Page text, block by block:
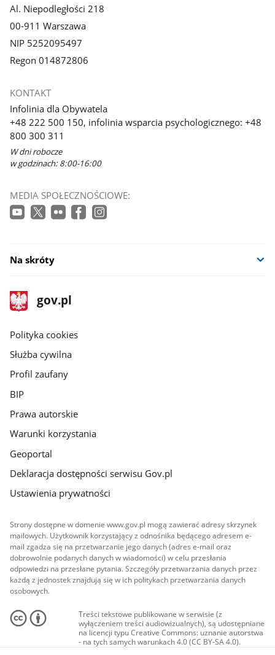
Al. Niepodległości 218
00-911 Warszawa
NIP 5252095497
Regon 014872806
KONTAKT
Infolinia dla Obywatela
+48 222 500 150, infolinia wsparcia psychologicznego: +48
800 300 311
W dni robocze
w godzinach: 8:00-16:00
MEDIA SPOŁECZNOŚCIOWE:
Na skróty
stopka
gov.pl
Strona
gov.pl
gov.pl
Polityka cookies
Służba cywilna
Profil zaufany
BIP
Prawa autorskie
Warunki korzystania
Geoportal
Deklaracja dostępności serwisu Gov.pl
Ustawienia prywatności
Strony dostępne w domenie www.gov.pl mogą zawierać adresy skrzynek
mailowych. Użytkownik korzystający z odnośnika będącego adresem e-
mail zgadza się na przetwarzanie jego danych (adres e-mail oraz
dobrowolnie podanych danych w wiadomości) w celu przesłania
odpowiedzi na przesłane pytania. Szczegóły przetwarzania danych przez
każdą z jednostek znajdują się w ich politykach przetwarzania danych
osobowych.
Treści tekstowe publikowane w serwisie (z
wyłączeniem treści audiowizualnych), są udostępniane
na licencji typu Creative Commons: uznanie autorstwa
- na tych samych warunkach 4.0 (CC BY-SA 4.0).
Materiały audiowizualne, w tym zdjęcia, materiały